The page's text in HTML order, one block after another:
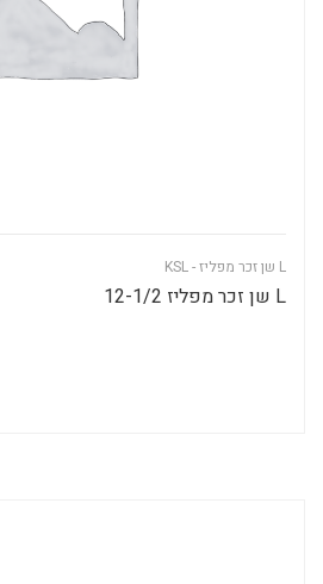
L שן זכר מפליז - KSL
L שן זכר מפליז 12-1/2